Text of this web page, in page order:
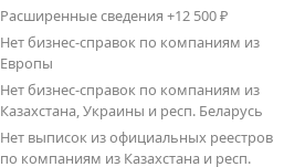
Расширенные сведения +12 500 ₽
Нет бизнес-справок по компаниям из
Европы
Нет бизнес-справок по компаниям из
Казахстана, Украины и респ. Беларусь
Нет выписок из официальных реестров
по компаниям из Казахстана и респ.